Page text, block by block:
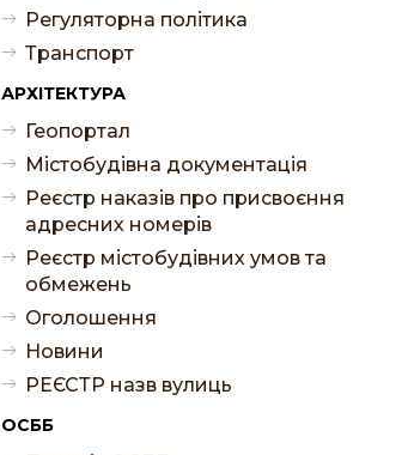
Регуляторна політика
Транспорт
АРХІТЕКТУРА
Геопортал
Містобудівна документація
Реєстр наказів про присвоєння
адресних номерів
Реєстр містобудівних умов та
обмежень
Оголошення
Новини
РЕЄСТР назв вулиць
ОСББ